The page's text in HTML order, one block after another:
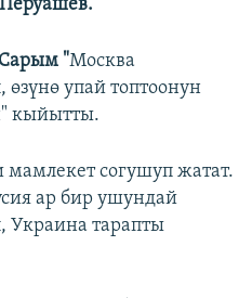
"Москва
упай топтоонун
кыйытты.
мамлекет согушуп жатат.
ар бир ушундай
Украина тарапты